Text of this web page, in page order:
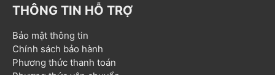
THÔNG TIN HỖ TRỢ
Bảo mật thông tin
Chính sách bảo hành
Phương thức thanh toán